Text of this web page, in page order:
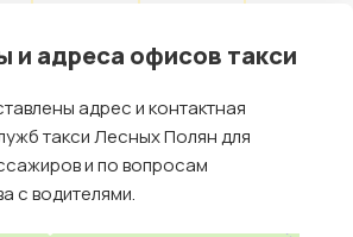
и адреса офисов такси
адрес и контактная
такси Лесных Полян для
и по вопросам
с водителями.